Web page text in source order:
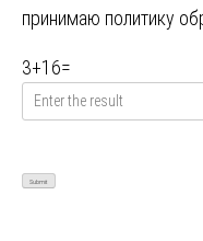
принимаю политику
3+16=